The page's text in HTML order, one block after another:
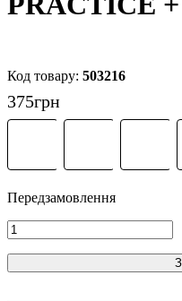
503216
375грн